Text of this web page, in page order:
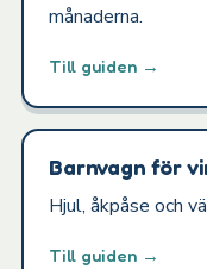
månaderna.
Till guiden →
Barnvagn för
Hjul, åkpåse och
Till guiden →